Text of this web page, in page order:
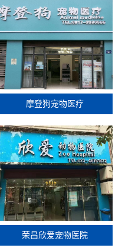
摩登狗宠物医疗
荣昌欣爱宠物医院